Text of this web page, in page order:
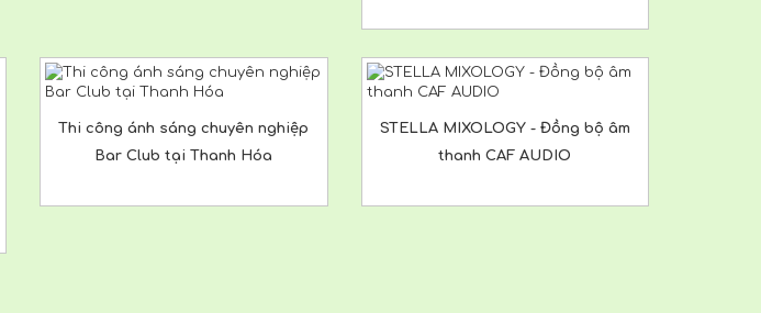
Thi công ánh sáng chuyên nghiệp
Bar Club tại Thanh Hóa
STELLA MIXOLOGY - Đồng bộ âm
thanh CAF AUDIO